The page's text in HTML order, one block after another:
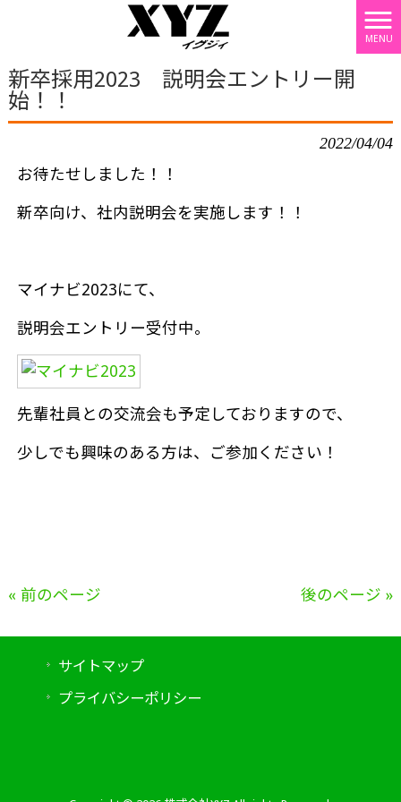
MENU
採用情報 > 新卒採用2023 説明会エントリー開始！！
新卒採用2023 説明会エントリー開
始！！
2022/04/04
お待たせしました！！
新卒向け、社内説明会を実施します！！
マイナビ2023にて、
説明会エントリー受付中。
先輩社員との交流会も予定しておりますので、
少しでも興味のある方は、ご参加ください！
« 前のページ 後のページ »
サイトマップ
プライバシーポリシー